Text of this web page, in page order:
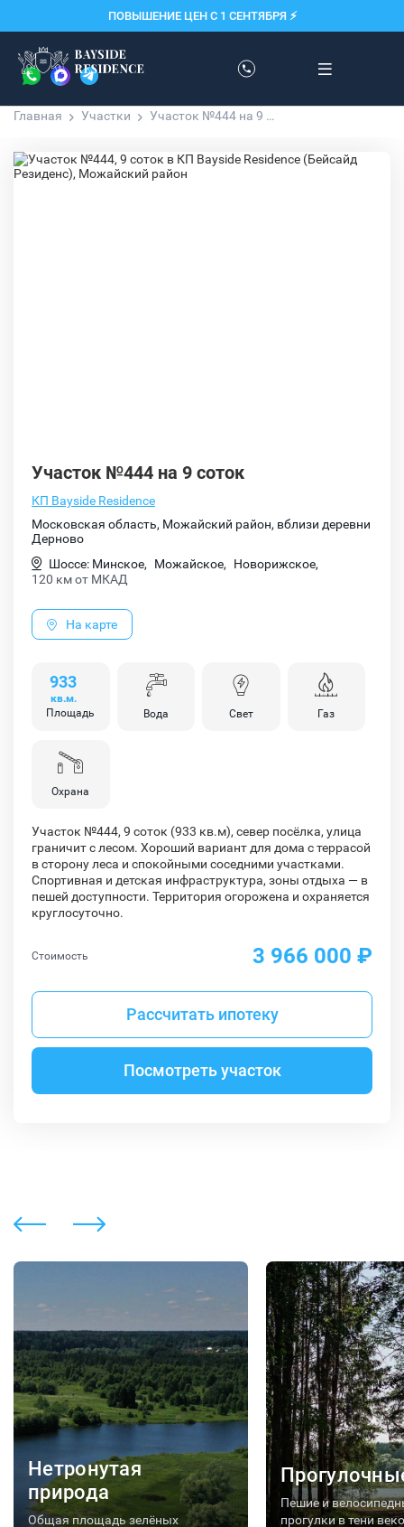
ПОВЫШЕНИЕ ЦЕН С 1 СЕНТЯБРЯ ⚡️
Главная Участки Участок №444 на 9 соток
Участок №444 на 9 соток
КП Bayside Residence
Московская область, Можайский район, вблизи деревни
Дерново
Шоссе: Минское,
Можайское,
Новорижское,
120 км от МКАД
На карте
933
кв.м.
Площадь
Вода Свет Газ
Охрана
Стоимость 3 966 000 ₽
Посмотреть участок
Рассчитать ипотеку
Участок №444, 9 соток (933 кв.м), север посёлка, улица
граничит с лесом. Хороший вариант для дома с террасой
в сторону леса и спокойными соседними участками.
Спортивная и детская инфраструктура, зоны отдыха — в
пешей доступности. Территория огорожена и охраняется
круглосуточно.
Нетронутая
природа
Общая площадь зелёных
Пешие и
прогулки в тени